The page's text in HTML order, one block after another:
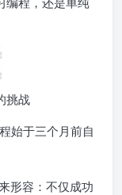
挑战
始于三个月前自
形容：不仅成功